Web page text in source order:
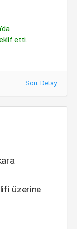
etti.
Soru Detay
üzerine